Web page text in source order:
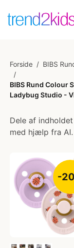
Forside / BIBS
/
BIBS Rund Colour
Ladybug Studio -
Dele af
med hjælp fra AI.
-